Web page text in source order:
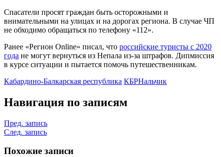
Спасатели просят граждан быть осторожными и
внимательными на улицах и на дорогах региона. В случае ЧП
не обходимо обращаться по телефону «112».
Ранее «Регион Online» писал, что российские туристы с 2020
года не могут вернуться из Непала из-за штрафов. Дипмиссия
в курсе ситуации и пытается помочь путешественникам.
Кабардино-Балкарская республика КБРНальчик
Навигация по записям
Пред. запись
След. запись
Похожие записи